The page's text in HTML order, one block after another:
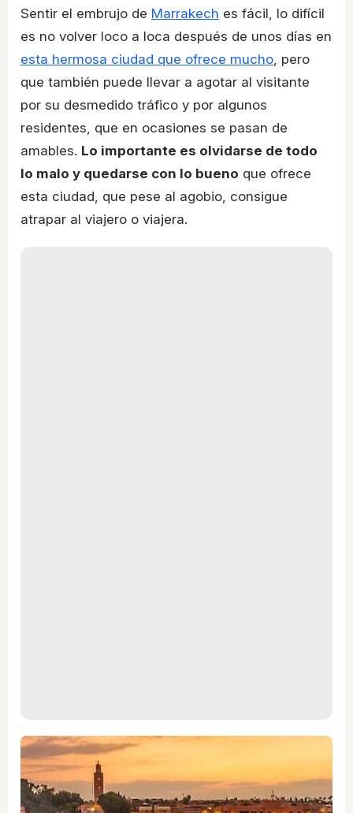
Sentir el embrujo de Marrakech es fácil, lo difícil
es no volver loco a loca después de unos días en
esta hermosa ciudad que ofrece mucho, pero
que también puede llevar a agotar al visitante
por su desmedido tráfico y por algunos
residentes, que en ocasiones se pasan de
amables. Lo importante es olvidarse de todo
lo malo y quedarse con lo bueno que ofrece
esta ciudad, que pese al agobio, consigue
atrapar al viajero o viajera.